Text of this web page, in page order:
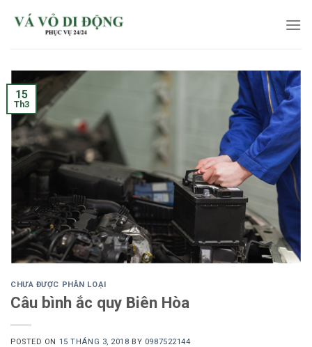
15
Th3
CHƯA ĐƯỢC PHÂN LOẠI
Câu bình ắc quy Biên Hòa
POSTED ON 15 THÁNG 3, 2018 BY 0987522144